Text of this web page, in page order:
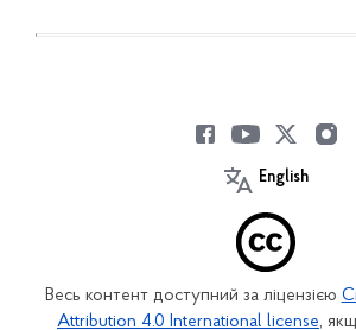
English
Весь контент доступний за ліцензією
Attribution 4.0 International license,